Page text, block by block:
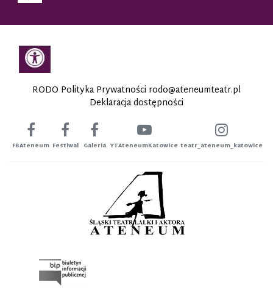
RODO Polityka Prywatności rodo@ateneumteatr.pl
Deklaracja dostępności
FBAteneum Festiwal Galeria YTAteneumKatowice teatr_ateneum_katowice